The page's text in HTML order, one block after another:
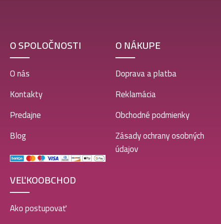
O SPOLOČNOSTI
O nás
Kontakty
Predajne
Blog
O NÁKUPE
Doprava a platba
Reklamácia
Obchodné podmienky
Zásady ochrany osobných
údajov
VEĽKOOBCHOD
Ako postupovať